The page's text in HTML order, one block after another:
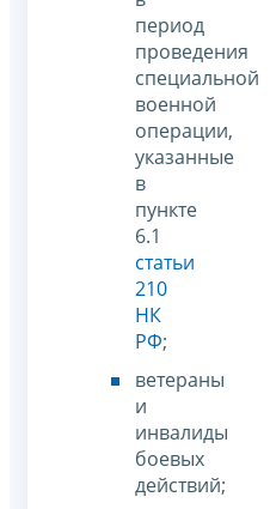
период
проведения
специальной
военной
операции,
указанные
в
пункте
6.1
статьи
210
НК
РФ;
ветераны
и
инвалиды
боевых
действий;